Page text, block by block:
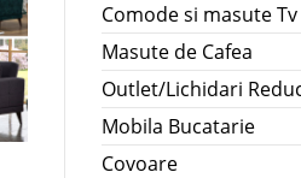
Comode si masute Tv
Masute de Cafea
Outlet/Lichidari
Mobila Bucatarie
Covoare